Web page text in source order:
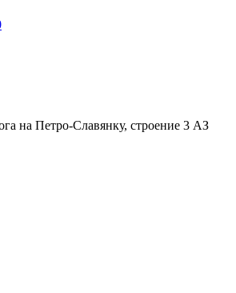
на Петро-Славянку, строение 3 АЗ